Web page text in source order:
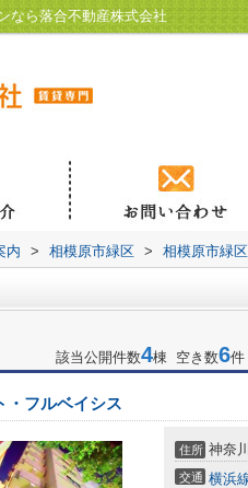
なら落合不動産株式会社
内 > 相模原市緑区 > 相模原市緑
該当公開件数4棟 空き数6件
・フルベイシス
住所 神奈
交通 横浜